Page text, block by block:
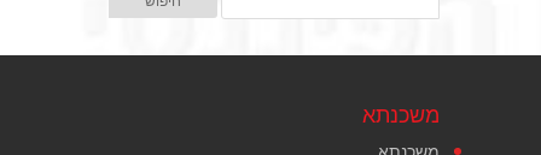
משכנתא